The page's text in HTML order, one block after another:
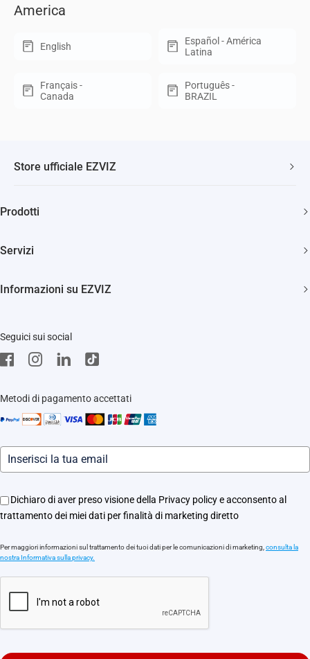
America
English
Español - América
Latina
Français -
Canada
Português -
BRAZIL
Store ufficiale EZVIZ
Prodotti
Citofonia e Spioncini
Servizi
Stores
Informazioni legali
Assistenza Motori Apricancello
Informazioni su EZVIZ
EZVIZ Green
EZVIZ CSR
Eventi
Seguici sui social
Metodi di pagamento accettati
Dichiaro di aver preso visione della Privacy policy e acconsento al
trattamento dei miei dati per finalità di marketing diretto
Per maggiori informazioni sul trattamento dei tuoi dati per le comunicazioni di marketing,consulta la
nostra Informativa sulla privacy.